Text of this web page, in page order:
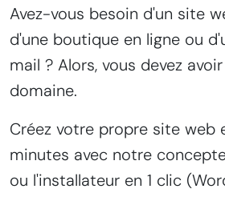
Avez-vous besoin d'un site
d'une boutique en ligne ou
mail ? Alors, vous devez
domaine.
Créez votre propre site web
minutes avec notre
ou l'installateur en 1 clic